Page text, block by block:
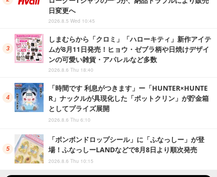
日変更へ
2026.8.5 Wed 10:45
しまむらから「クロミ」「ハローキティ」新作アイテ
ムが8月11日発売！ヒョウ・ゼブラ柄や日焼けデザイ
ンの可愛い雑貨・アパレルなど多数
2026.8.6 Thu 18:40
「時間です 利息がつきます」ー「HUNTER×HUNTE
R」ナックルが具現化した「ポットクリン」が貯金箱
としてプライズ展開
2026.8.6 Thu 6:10
「ボンボンドロップシール」に「ふなっしー」が登
場！ふなっしーLANDなどで8月8日より順次発売
2026.8.6 Thu 10:15